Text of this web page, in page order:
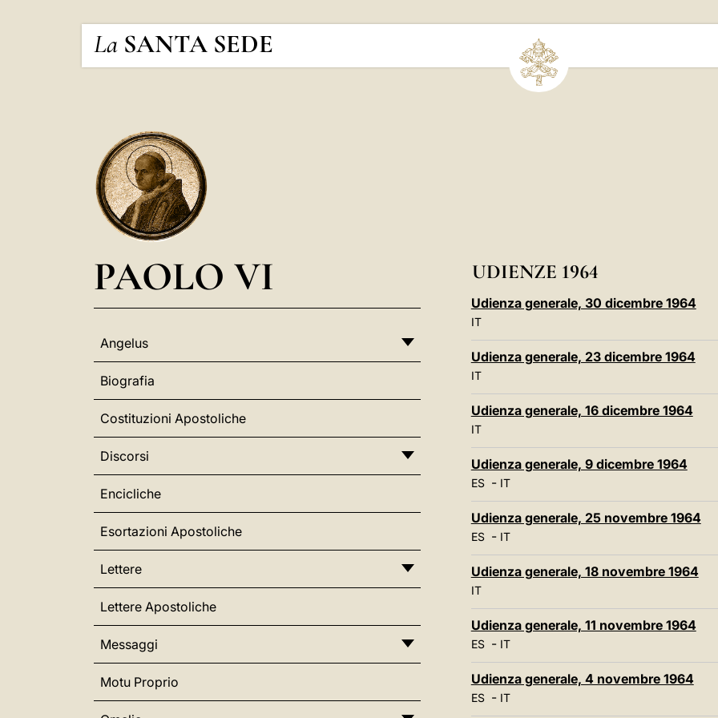
La SANTA SEDE
PAOLO VI
Angelus
Biografia
Costituzioni Apostoliche
Discorsi
Encicliche
Esortazioni Apostoliche
Lettere
Lettere Apostoliche
Messaggi
Motu Proprio
UDIENZE 1964
Udienza generale, 30 dicembre 1964
IT
Udienza generale, 23 dicembre 1964
IT
Udienza generale, 16 dicembre 1964
IT
Udienza generale, 9 dicembre 1964
ES- IT
Udienza generale, 25 novembre 1964
ES- IT
Udienza generale, 18 novembre 1964
IT
Udienza generale, 11 novembre 1964
ES- IT
Udienza generale, 4 novembre 1964
ES- IT